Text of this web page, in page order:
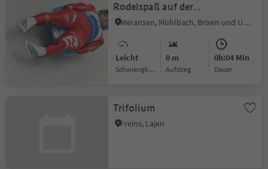
Rodelspaß auf der
Kunsteisbahn in Meransen
Meransen, Mühlbach, Brixen und Umgebung
Leicht
Schwierigkeitsgrad
0 m
Aufstieg
0h:04 Min
Dauer
Trifolium
Freins, Lajen